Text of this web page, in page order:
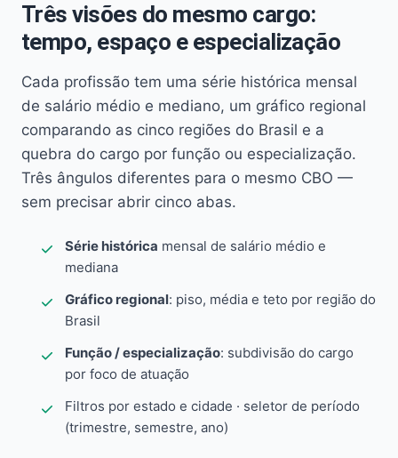
Três visões do mesmo cargo:
tempo, espaço e especialização
Cada profissão tem uma série histórica mensal
de salário médio e mediano, um gráfico regional
comparando as cinco regiões do Brasil e a
quebra do cargo por função ou especialização.
Três ângulos diferentes para o mesmo CBO —
sem precisar abrir cinco abas.
Série histórica mensal de salário médio e
mediana
Gráfico regional: piso, média e teto por região do
Brasil
Função / especialização: subdivisão do cargo
por foco de atuação
Filtros por estado e cidade · seletor de período
(trimestre, semestre, ano)